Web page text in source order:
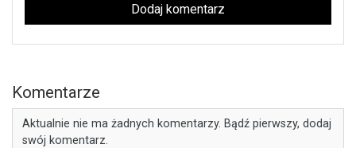
Dodaj komentarz
Komentarze
Aktualnie nie ma żadnych komentarzy. Bądź pierwszy, dodaj
swój komentarz.